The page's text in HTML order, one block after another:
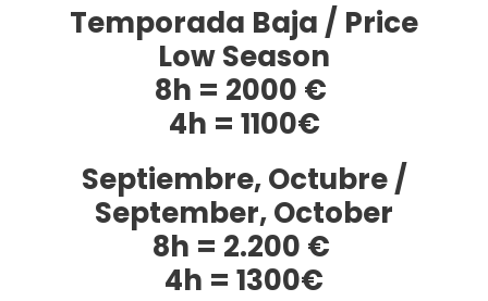
Temporada Baja / Price
Low Season
8h = 2000 €
4h = 1100€
Septiembre, Octubre /
September, October
8h = 2.200 €
4h = 1300€